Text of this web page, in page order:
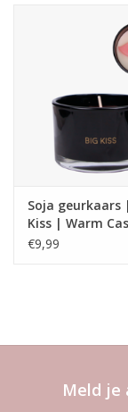
Relatiegeschenken
Merken
Soja geurkaars
Kiss | Warm
€9,99
Meld je